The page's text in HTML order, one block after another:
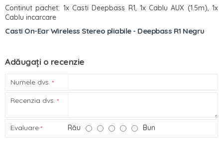
Continut pachet: 1x Casti Deepbass R1, 1x Cablu AUX (1.5m), 1x
Cablu incarcare
Casti On-Ear Wireless Stereo pliabile - Deepbass R1 Negru
Adăugați o recenzie
Numele dvs.
Recenzia dvs.
Evaluare Rău Bun